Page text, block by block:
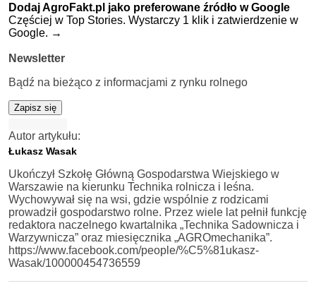
Dodaj AgroFakt.pl jako preferowane źródło w Google
Częściej w Top Stories. Wystarczy 1 klik i zatwierdzenie w
Google. →
Newsletter
Bądź na bieżąco z informacjami z rynku rolnego
Zapisz się
Autor artykułu:
Łukasz Wasak
Ukończył Szkołę Główną Gospodarstwa Wiejskiego w
Warszawie na kierunku Technika rolnicza i leśna.
Wychowywał się na wsi, gdzie wspólnie z rodzicami
prowadził gospodarstwo rolne. Przez wiele lat pełnił funkcję
redaktora naczelnego kwartalnika „Technika Sadownicza i
Warzywnicza” oraz miesięcznika „AGROmechanika”.
https://www.facebook.com/people/%C5%81ukasz-
Wasak/100000454736559